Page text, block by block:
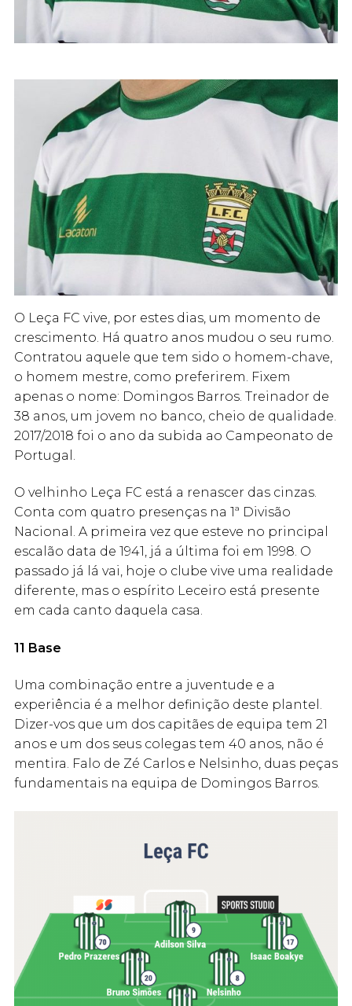
O Leça FC vive, por estes dias, um momento de
crescimento. Há quatro anos mudou o seu rumo.
Contratou aquele que tem sido o homem-chave,
o homem mestre, como preferirem. Fixem
apenas o nome: Domingos Barros. Treinador de
38 anos, um jovem no banco, cheio de qualidade.
2017/2018 foi o ano da subida ao Campeonato de
Portugal.
O velhinho Leça FC está a renascer das cinzas.
Conta com quatro presenças na 1ª Divisão
Nacional. A primeira vez que esteve no principal
escalão data de 1941, já a última foi em 1998. O
passado já lá vai, hoje o clube vive uma realidade
diferente, mas o espírito Leceiro está presente
em cada canto daquela casa.
11 Base
Uma combinação entre a juventude e a
experiência é a melhor definição deste plantel.
Dizer-vos que um dos capitães de equipa tem 21
anos e um dos seus colegas tem 40 anos, não é
mentira. Falo de Zé Carlos e Nelsinho, duas peças
fundamentais na equipa de Domingos Barros.